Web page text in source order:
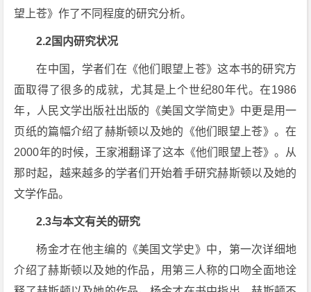
望上苍》作了不同程度的研究分析。
2.2国内研究状况
在中国，学者们在《他们眼望上苍》这本书的研究方
面取得了很多的成就，尤其是上个世纪80年代。在1986
年，人民文学出版社出版的《美国文学简史》中更是用一
页纸的篇幅介绍了赫斯顿以及她的《他们眼望上苍》。在
2000年的时候，王家湘翻译了这本《他们眼望上苍》。从
那时起，越来越多的学者们开始着手研究赫斯顿以及她的
文学作品。
2.3与本文有关的研究
杨金才在他主编的《美国文学史》中，第一次详细地
介绍了赫斯顿以及她的作品，用第三人称的口吻全面地诠